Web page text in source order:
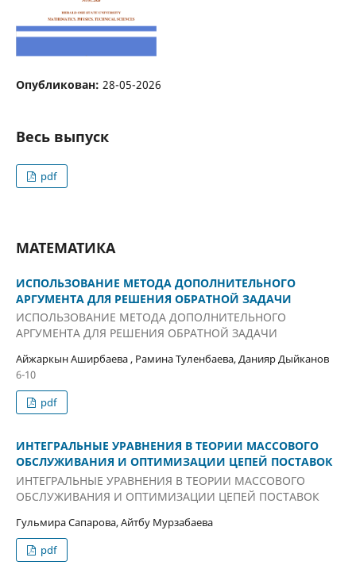
Опубликован: 28-05-2026
Весь выпуск
pdf
МАТЕМАТИКА
ИСПОЛЬЗОВАНИЕ МЕТОДА ДОПОЛНИТЕЛЬНОГО
АРГУМЕНТА ДЛЯ РЕШЕНИЯ ОБРАТНОЙ ЗАДАЧИ
ИСПОЛЬЗОВАНИЕ МЕТОДА ДОПОЛНИТЕЛЬНОГО
АРГУМЕНТА ДЛЯ РЕШЕНИЯ ОБРАТНОЙ ЗАДАЧИ
Айжаркын Аширбаева , Рамина Туленбаева, Данияр Дыйканов
6-10
pdf
ИНТЕГРАЛЬНЫЕ УРАВНЕНИЯ В ТЕОРИИ МАССОВОГО
ОБСЛУЖИВАНИЯ И ОПТИМИЗАЦИИ ЦЕПЕЙ ПОСТАВОК
ИНТЕГРАЛЬНЫЕ УРАВНЕНИЯ В ТЕОРИИ МАССОВОГО
ОБСЛУЖИВАНИЯ И ОПТИМИЗАЦИИ ЦЕПЕЙ ПОСТАВОК
Гульмира Сапарова, Айтбу Мурзабаева
pdf